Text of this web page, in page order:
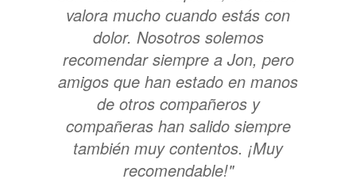
valora mucho cuando estás con
dolor. Nosotros solemos
recomendar siempre a Jon, pero
amigos que han estado en manos
de otros compañeros y
compañeras han salido siempre
también muy contentos. ¡Muy
recomendable!"